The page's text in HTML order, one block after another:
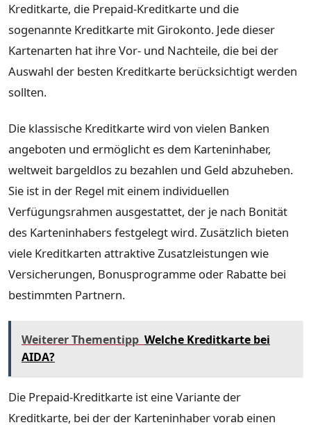
Kreditkarte, die Prepaid-Kreditkarte und die
sogenannte Kreditkarte mit Girokonto. Jede dieser
Kartenarten hat ihre Vor- und Nachteile, die bei der
Auswahl der besten Kreditkarte berücksichtigt werden
sollten.
Die klassische Kreditkarte wird von vielen Banken
angeboten und ermöglicht es dem Karteninhaber,
weltweit bargeldlos zu bezahlen und Geld abzuheben.
Sie ist in der Regel mit einem individuellen
Verfügungsrahmen ausgestattet, der je nach Bonität
des Karteninhabers festgelegt wird. Zusätzlich bieten
viele Kreditkarten attraktive Zusatzleistungen wie
Versicherungen, Bonusprogramme oder Rabatte bei
bestimmten Partnern.
Weiterer Thementipp Welche Kreditkarte bei
AIDA?
Die Prepaid-Kreditkarte ist eine Variante der
Kreditkarte, bei der der Karteninhaber vorab einen